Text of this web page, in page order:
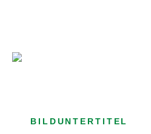
BILDUNTERTITEL